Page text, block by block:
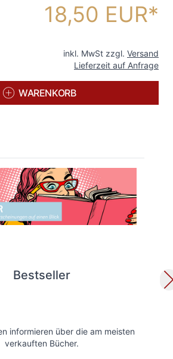
18,50 EUR
inkl. MwSt zzgl. Versand
Lieferzeit auf Anfrage
WARENKORB
Bestseller
informieren über die am meisten
verkauften Bücher.